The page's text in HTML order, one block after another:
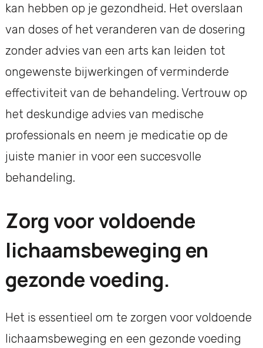
kan hebben op je gezondheid. Het overslaan
van doses of het veranderen van de dosering
zonder advies van een arts kan leiden tot
ongewenste bijwerkingen of verminderde
effectiviteit van de behandeling. Vertrouw op
het deskundige advies van medische
professionals en neem je medicatie op de
juiste manier in voor een succesvolle
behandeling.
Zorg voor voldoende
lichaamsbeweging en
gezonde voeding.
Het is essentieel om te zorgen voor voldoende
lichaamsbeweging en een gezonde voeding